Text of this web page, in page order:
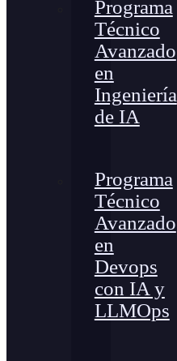
Programa
Técnico
Avanzado
en
Ingeniería
de IA
Programa
Técnico
Avanzado
en
Devops
con IA y
LLMOps